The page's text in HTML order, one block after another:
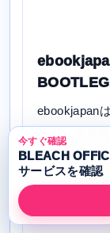
ebookjapan
やすい電子
数、価格、
め、「
＋」を電子
今すぐ確認
BLEACH
サービスを確認